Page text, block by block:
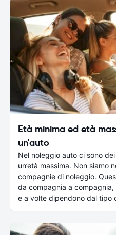
Età minima ed età
un'auto
Nel noleggio auto ci sono
un’età massima. Non siamo
compagnie di noleggio.
da compagnia a
e a volte dipendono dal tipo